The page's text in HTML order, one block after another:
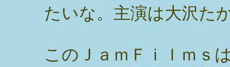
たいな。主演は大沢た
このＪａｍＦｉｌｍｓ